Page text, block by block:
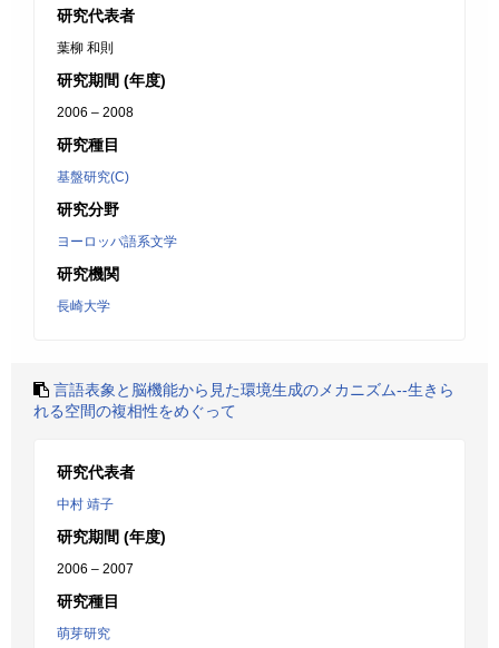
研究代表者
葉柳 和則
研究期間 (年度)
2006 – 2008
研究種目
基盤研究(C)
研究分野
ヨーロッパ語系文学
研究機関
長崎大学
言語表象と脳機能から見た環境生成のメカニズム--生きら
れる空間の複相性をめぐって
研究代表者
中村 靖子
研究期間 (年度)
2006 – 2007
研究種目
萌芽研究